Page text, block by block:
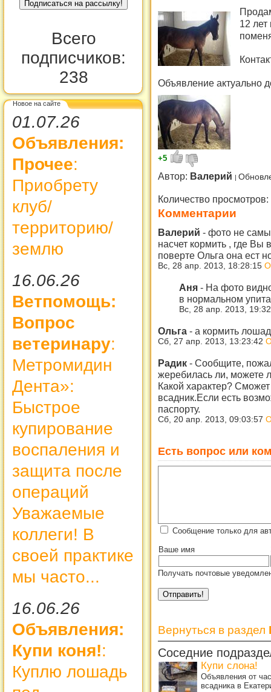
Всего
подписчиков:
238
Новое на сайте
01.07.26
Объявления:
Прочее:
Приобрету
клуб/
территорию/
землю
16.06.26
Ветпомощь:
Вопрос
ветеринару:
Метромидин
Дента»:
Быстрое
купирование
воспаления и
защита после
операций
Уважаемые
коллеги! В
своей практике
мы часто...
16.06.26
Объявления:
Купи коня!:
Куплю лошадь
12
Объявление актуально
+5
Автор: Валерий
Количество просмотров:
Комментарии
Валерий - фото не
насчет кормить , где Вы
поверте Ольга она ест
Вс, 28 апр. 2013, 18:28:15
Аня - На фото
в нормальном
Вс, 28 апр. 2013,
Ольга - а кормить
Сб, 27 апр. 2013, 13:23:42
Радик - Сообщите,
жеребилась ли, можете
Какой характер?
всадник.Если есть
паспорту.
Сб, 20 апр. 2013, 09:03:57
Есть вопрос или
Сообщение только для
Ваше имя
Получать почтовые
Вернуться в раздел
Соседние
Купи слона!
Объявления от
всадника в